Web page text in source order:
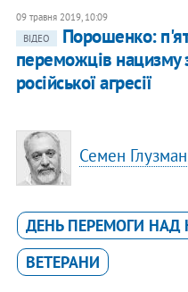
09 травня 2019, 10:09
ВІДЕО
Порошенко:
переможців нацизму
російської агресії
Семен Глузман
ДЕНЬ ПЕРЕМОГИ
ВЕТЕРАНИ